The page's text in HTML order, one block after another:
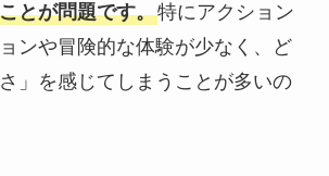
とが問題です。特にアクション
ンや冒険的な体験が少なく、ど
」を感じてしまうことが多いの